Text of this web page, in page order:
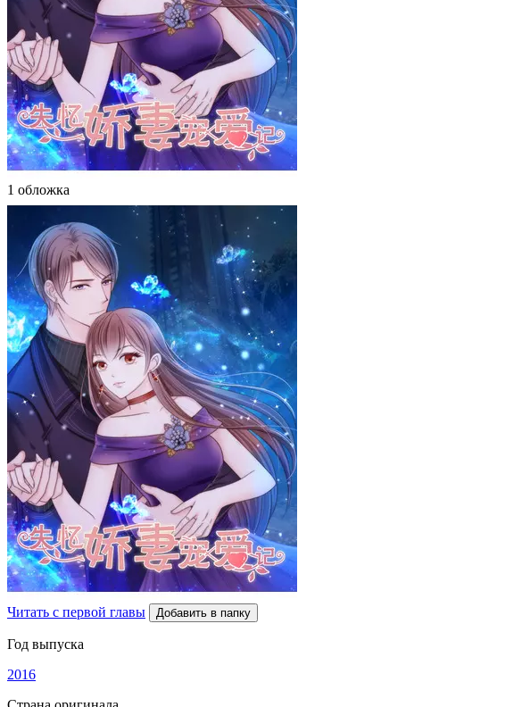
1 обложка
Читать с первой главы Добавить в папку
Год выпуска
2016